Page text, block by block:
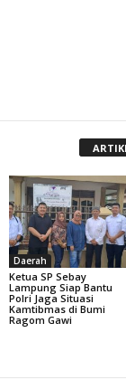
Daerah
Ketua SP Sebay
Lampung Siap Bantu
Polri Jaga Situasi
Kamtibmas di Bumi
Ragom Gawi